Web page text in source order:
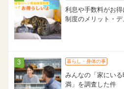
利息や手数料がお
制度のメリット・デ
暮らし・身体の事
みんなの「家にい
満」を調査した件